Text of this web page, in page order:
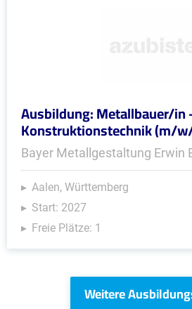
Ausbildung: Metallbauer/in
Konstruktionstechnik (m/
Bayer Metallgestaltung Erwin
Aalen, Württemberg
Start: 2027
Freie Plätze: 1
Weitere